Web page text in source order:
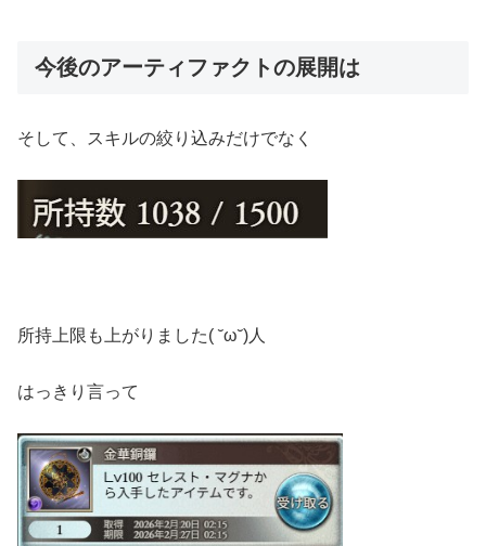
今後のアーティファクトの展開は
そして、スキルの絞り込みだけでなく
所持上限も上がりました( ˘ω˘)人
はっきり言って